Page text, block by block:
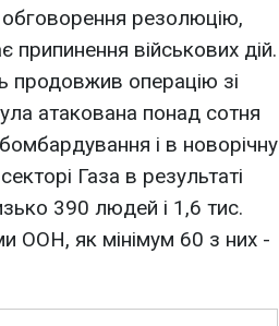
обговорення резолюцію,
припинення військових дій.
продовжив операцію зі
атакована понад сотня
і в новорічну
Газа в результаті
390 людей і 1,6 тис.
ООН, як мінімум 60 з них -